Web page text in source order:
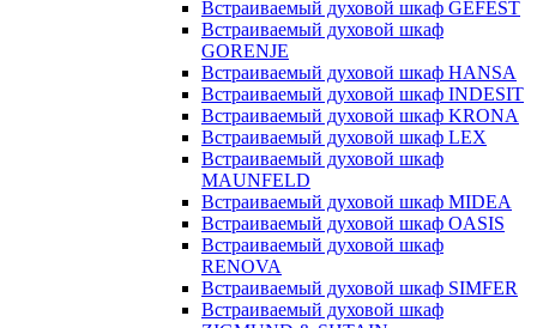
Встраиваемый духовой шкаф GEFEST
Встраиваемый духовой шкаф
GORENJE
Встраиваемый духовой шкаф HANSA
Встраиваемый духовой шкаф INDESIT
Встраиваемый духовой шкаф KRONA
Встраиваемый духовой шкаф LEX
Встраиваемый духовой шкаф
MAUNFELD
Встраиваемый духовой шкаф MIDEA
Встраиваемый духовой шкаф OASIS
Встраиваемый духовой шкаф
RENOVA
Встраиваемый духовой шкаф SIMFER
Встраиваемый духовой шкаф